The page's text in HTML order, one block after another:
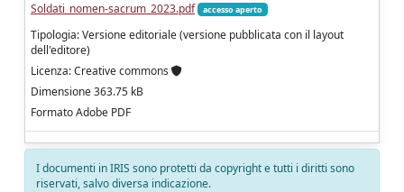
Soldati_nomen-sacrum_2023.pdf
accesso aperto
Tipologia: Versione editoriale (versione pubblicata con il layout
dell'editore)
Licenza: Creative commons
Dimensione 363.75 kB
Formato Adobe PDF
I documenti in IRIS sono protetti da copyright e tutti i diritti sono
riservati, salvo diversa indicazione.